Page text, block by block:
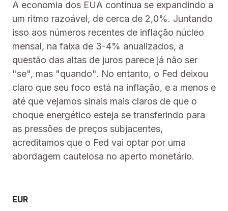
A economia dos EUA continua se expandindo a
um ritmo razoável, de cerca de 2,0%. Juntando
isso aos números recentes de inflação núcleo
mensal, na faixa de 3-4% anualizados, a
questão das altas de juros parece já não ser
"se", mas "quando". No entanto, o Fed deixou
claro que seu foco está na inflação, e a menos e
até que vejamos sinais mais claros de que o
choque energético esteja se transferindo para
as pressões de preços subjacentes,
acreditamos que o Fed vai optar por uma
abordagem cautelosa no aperto monetário.
EUR